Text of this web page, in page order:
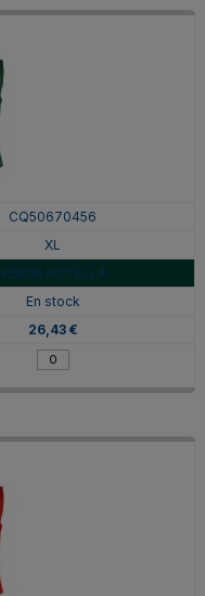
CQ50670456
XL
VERDE BOTELLA
En stock
26,43 €